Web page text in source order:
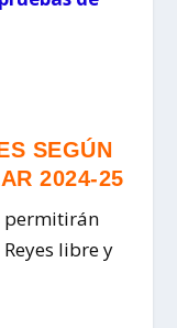
SEGÚN
2024-25
permitirán
libre y